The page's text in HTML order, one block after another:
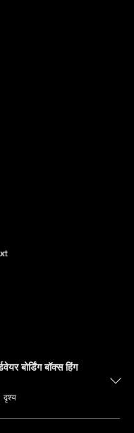
बोर्डिंग बॉक्स हिंग
दृश्य